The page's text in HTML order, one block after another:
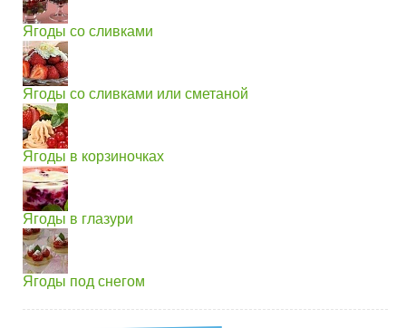
Ягоды со сливками
Ягоды со сливками или сметаной
Ягоды в корзиночках
Ягоды в глазури
Ягоды под снегом